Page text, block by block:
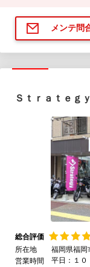
メンテ問
Ｓｔｒａｔｅｇｙ
総合評価
所在地
福岡県福岡
営業時間
平日：１０